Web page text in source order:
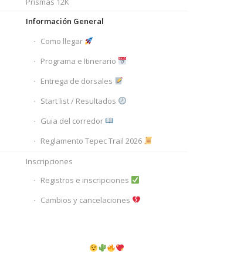
Información General
Como llegar
Programa e Itinerario
Entrega de dorsales
Start list / Resultados
Guia del corredor
Reglamento Tepec Trail 2026
Inscripciones
Registros e inscripciones
Cambios y cancelaciones